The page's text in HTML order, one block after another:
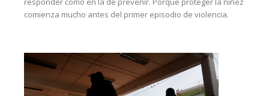
comienza mucho antes del primer episodio de violencia.